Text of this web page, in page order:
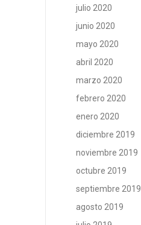
julio 2020
junio 2020
mayo 2020
abril 2020
marzo 2020
febrero 2020
enero 2020
diciembre 2019
noviembre 2019
octubre 2019
septiembre 2019
agosto 2019